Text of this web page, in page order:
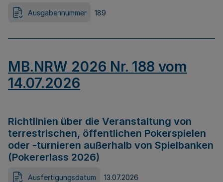
Ausgabennummer 189
MB.NRW 2026 Nr. 188 vom
14.07.2026
Richtlinien über die Veranstaltung von
terrestrischen, öffentlichen Pokerspielen
oder -turnieren außerhalb von Spielbanken
(Pokererlass 2026)
Ausfertigungsdatum 13.07.2026